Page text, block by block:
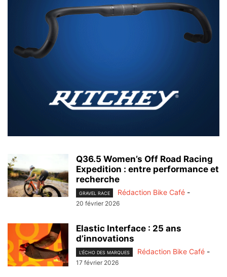
Q36.5 Women’s Off Road Racing
Expedition : entre performance et
recherche
GRAVEL RACE Rédaction Bike Café -
20 février 2026
Elastic Interface : 25 ans
d’innovations
L'ÉCHO DES MARQUES Rédaction Bike Café -
17 février 2026